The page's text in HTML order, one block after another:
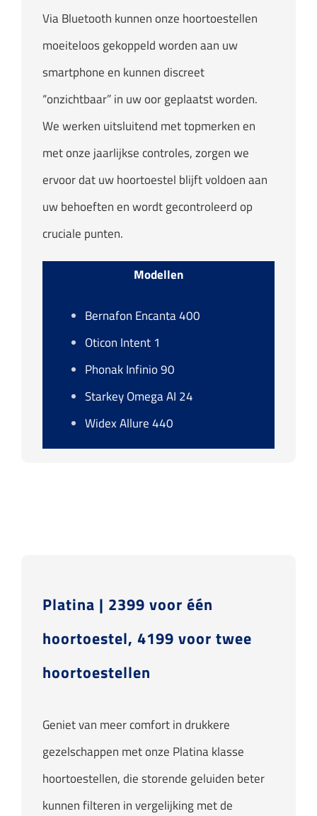
Via Bluetooth kunnen onze hoortoestellen
moeiteloos gekoppeld worden aan uw
smartphone en kunnen discreet
“onzichtbaar” in uw oor geplaatst worden.
We werken uitsluitend met topmerken en
met onze jaarlijkse controles, zorgen we
ervoor dat uw hoortoestel blijft voldoen aan
uw behoeften en wordt gecontroleerd op
cruciale punten.
Modellen
Bernafon Encanta 400
Oticon Intent 1
Phonak Infinio 90
Starkey Omega AI 24
Widex Allure 440
Platina | 2399 voor één
hoortoestel, 4199 voor twee
hoortoestellen
Geniet van meer comfort in drukkere
gezelschappen met onze Platina klasse
hoortoestellen, die storende geluiden beter
kunnen filteren in vergelijking met de